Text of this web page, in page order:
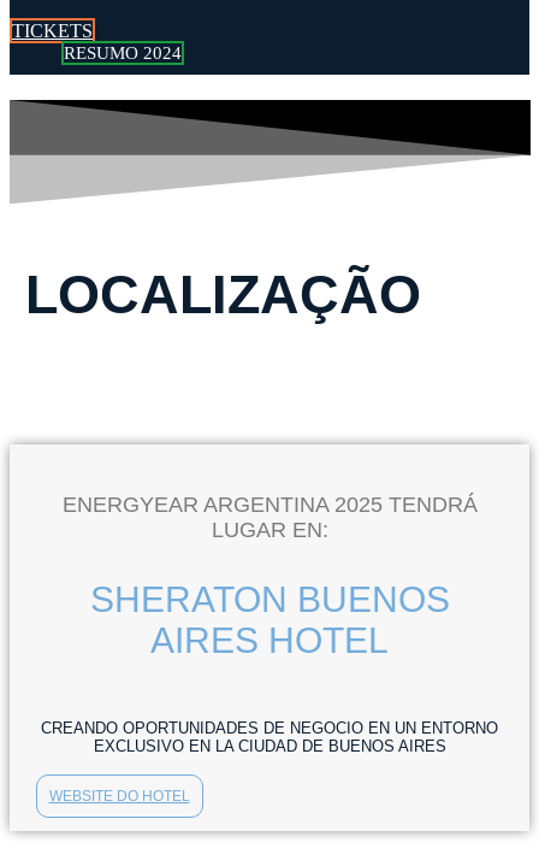
TICKETS
RESUMO 2024
LOCALIZAÇÃO
ENERGYEAR ARGENTINA 2025 TENDRÁ
LUGAR EN:
SHERATON BUENOS
AIRES HOTEL
CREANDO OPORTUNIDADES DE NEGOCIO EN UN ENTORNO
EXCLUSIVO EN LA CIUDAD DE BUENOS AIRES
WEBSITE DO HOTEL